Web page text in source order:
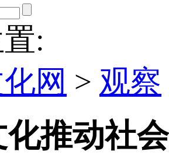
:
网 > 观察
化推动社